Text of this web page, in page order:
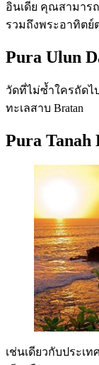
อินเดีย คุณสามาร
รวมถึงพระอาทิตย์
Pura Ulun
วัดที่ไม่ซ้ำใครถัดไป
ทะเลสาบ Bratan
Pura Tanah
เช่นเดียวกับประเ